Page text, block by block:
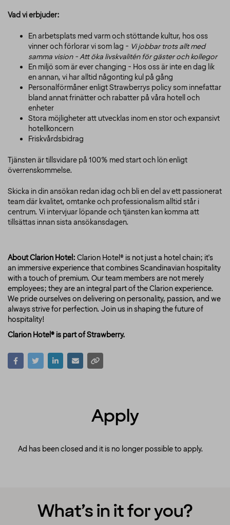
Vad vi erbjuder:
En arbetsplats med varm och stöttande kultur, hos oss
vinner och förlorar vi som lag - Vi jobbar trots allt med
samma vision - Att öka livskvalitén för gäster och kollegor
En miljö som är ever changing - Hos oss är inte en dag lik
en annan, vi har alltid någonting kul på gång
Personalförmåner enligt Strawberrys policy som innefattar
bland annat frinätter och rabatter på våra hotell och
enheter
Stora möjligheter att utvecklas inom en stor och expansivt
hotellkoncern
Friskvårdsbidrag
Tjänsten är tillsvidare på 100% med start och lön enligt
överrenskommelse.
Skicka in din ansökan redan idag och bli en del av ett passionerat
team där kvalitet, omtanke och professionalism alltid står i
centrum. Vi intervjuar löpande och tjänsten kan komma att
tillsättas innan sista ansökansdagen.
About Clarion Hotel: Clarion Hotel® is not just a hotel chain; it's
an immersive experience that combines Scandinavian hospitality
with a touch of premium. Our team members are not merely
employees; they are an integral part of the Clarion experience.
We pride ourselves on delivering on personality, passion, and we
always strive for perfection. Join us in shaping the future of
hospitality!
Clarion Hotel® is part of Strawberry.
Apply
Ad has been closed and it is no longer possible to apply.
What’s in it for you?